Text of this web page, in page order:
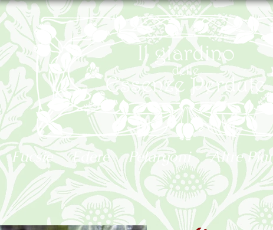
Fucsie Edere Pelargoni Altre